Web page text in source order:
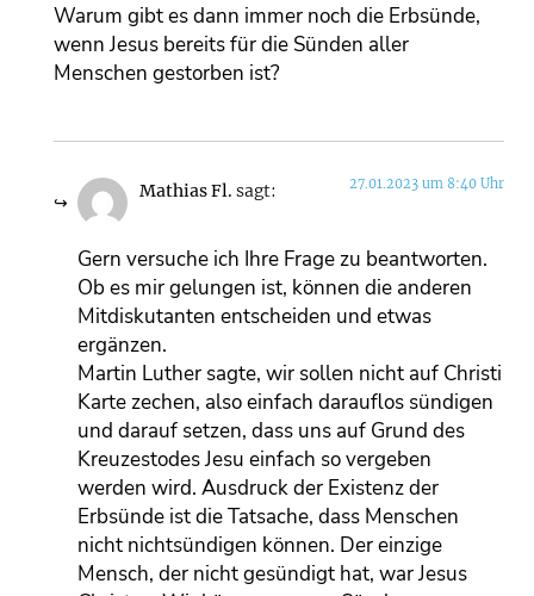
Warum gibt es dann immer noch die Erbsünde,
wenn Jesus bereits für die Sünden aller
Menschen gestorben ist?
Mathias Fl. sagt: 27.01.2023 um 8:40 Uhr
Gern versuche ich Ihre Frage zu beantworten.
Ob es mir gelungen ist, können die anderen
Mitdiskutanten entscheiden und etwas
ergänzen.
Martin Luther sagte, wir sollen nicht auf Christi
Karte zechen, also einfach darauflos sündigen
und darauf setzen, dass uns auf Grund des
Kreuzestodes Jesu einfach so vergeben
werden wird. Ausdruck der Existenz der
Erbsünde ist die Tatsache, dass Menschen
nicht nichtsündigen können. Der einzige
Mensch, der nicht gesündigt hat, war Jesus